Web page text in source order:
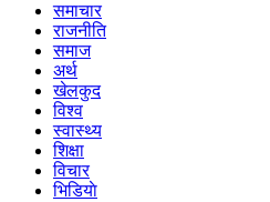
समाचार
राजनीति
समाज
अर्थ
खेलकुद
विश्व
स्वास्थ्य
शिक्षा
विचार
भिडियाे